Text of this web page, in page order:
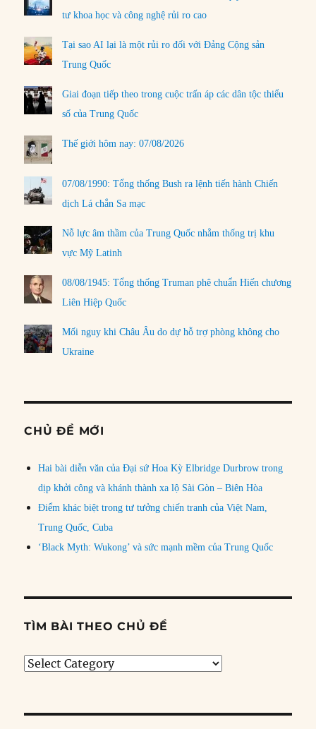
tư khoa học và công nghệ rủi ro cao
Tại sao AI lại là một rủi ro đối với Đảng Cộng sản
Trung Quốc
Giai đoạn tiếp theo trong cuộc trấn áp các dân tộc thiểu
số của Trung Quốc
Thế giới hôm nay: 07/08/2026
07/08/1990: Tổng thống Bush ra lệnh tiến hành Chiến
dịch Lá chắn Sa mạc
Nỗ lực âm thầm của Trung Quốc nhằm thống trị khu
vực Mỹ Latinh
08/08/1945: Tổng thống Truman phê chuẩn Hiến chương
Liên Hiệp Quốc
Mối nguy khi Châu Âu do dự hỗ trợ phòng không cho
Ukraine
CHỦ ĐỀ MỚI
Hai bài diễn văn của Đại sứ Hoa Kỳ Elbridge Durbrow trong
dịp khởi công và khánh thành xa lộ Sài Gòn – Biên Hòa
Điểm khác biệt trong tư tưởng chiến tranh của Việt Nam,
Trung Quốc, Cuba
‘Black Myth: Wukong’ và sức mạnh mềm của Trung Quốc
TÌM BÀI THEO CHỦ ĐỀ
Tìm